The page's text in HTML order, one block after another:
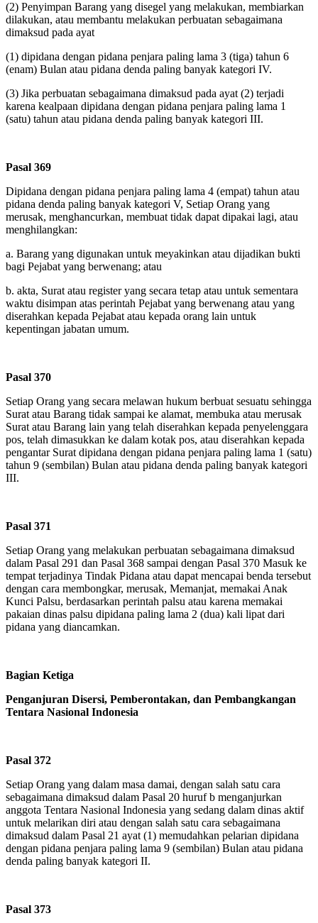
(2) Penyimpan Barang yang disegel yang melakukan, membiarkan
dilakukan, atau membantu melakukan perbuatan sebagaimana
dimaksud pada ayat
(1) dipidana dengan pidana penjara paling lama 3 (tiga) tahun 6
(enam) Bulan atau pidana denda paling banyak kategori IV.
(3) Jika perbuatan sebagaimana dimaksud pada ayat (2) terjadi
karena kealpaan dipidana dengan pidana penjara paling lama 1
(satu) tahun atau pidana denda paling banyak kategori III.
Pasal 369
Dipidana dengan pidana penjara paling lama 4 (empat) tahun atau
pidana denda paling banyak kategori V, Setiap Orang yang
merusak, menghancurkan, membuat tidak dapat dipakai lagi, atau
menghilangkan:
a. Barang yang digunakan untuk meyakinkan atau dijadikan bukti
bagi Pejabat yang berwenang; atau
b. akta, Surat atau register yang secara tetap atau untuk sementara
waktu disimpan atas perintah Pejabat yang berwenang atau yang
diserahkan kepada Pejabat atau kepada orang lain untuk
kepentingan jabatan umum.
Pasal 370
Setiap Orang yang secara melawan hukum berbuat sesuatu sehingga
Surat atau Barang tidak sampai ke alamat, membuka atau merusak
Surat atau Barang lain yang telah diserahkan kepada penyelenggara
pos, telah dimasukkan ke dalam kotak pos, atau diserahkan kepada
pengantar Surat dipidana dengan pidana penjara paling lama 1 (satu)
tahun 9 (sembilan) Bulan atau pidana denda paling banyak kategori
III.
Pasal 371
Setiap Orang yang melakukan perbuatan sebagaimana dimaksud
dalam Pasal 291 dan Pasal 368 sampai dengan Pasal 370 Masuk ke
tempat terjadinya Tindak Pidana atau dapat mencapai benda tersebut
dengan cara membongkar, merusak, Memanjat, memakai Anak
Kunci Palsu, berdasarkan perintah palsu atau karena memakai
pakaian dinas palsu dipidana paling lama 2 (dua) kali lipat dari
pidana yang diancamkan.
Bagian Ketiga
Penganjuran Disersi, Pemberontakan, dan Pembangkangan
Tentara Nasional Indonesia
Pasal 372
Setiap Orang yang dalam masa damai, dengan salah satu cara
sebagaimana dimaksud dalam Pasal 20 huruf b menganjurkan
anggota Tentara Nasional Indonesia yang sedang dalam dinas aktif
untuk melarikan diri atau dengan salah satu cara sebagaimana
dimaksud dalam Pasal 21 ayat (1) memudahkan pelarian dipidana
dengan pidana penjara paling lama 9 (sembilan) Bulan atau pidana
denda paling banyak kategori II.
Pasal 373